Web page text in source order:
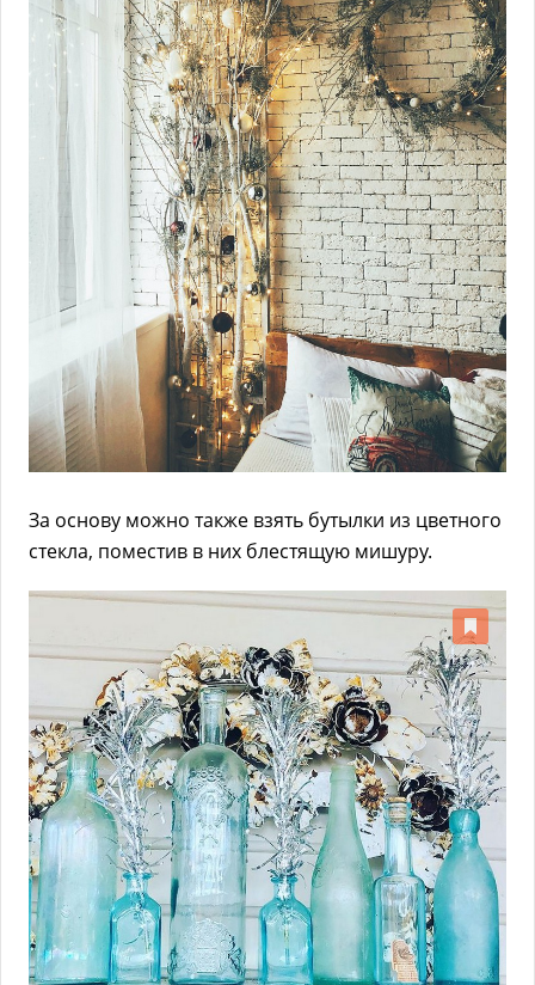
За основу можно также взять бутылки из цветного
стекла, поместив в них блестящую мишуру.